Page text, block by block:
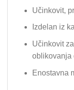
Učinkovit,
Izdelan iz
Učinkovit
oblikovanja
Enostavna